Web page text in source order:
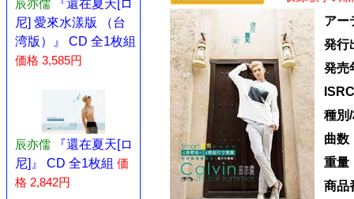
辰亦儒
『還在夏天[ロ
尼] 愛來水漾版 （台
湾版）』 CD 全1枚組
価格 3,585円
辰亦儒
『還在夏天[ロ
尼]』 CD 全1枚組 価
格 2,842円
アー
発行
発売
種別
曲数
重量
商品